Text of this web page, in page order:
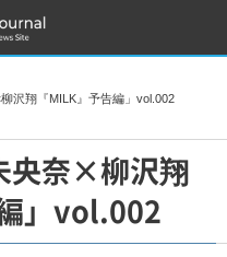
沢翔『MILK』予告編」vol.002
央奈×柳沢翔
」vol.002